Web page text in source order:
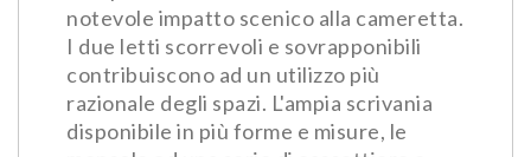
notevole impatto scenico alla cameretta.
I due letti scorrevoli e sovrapponibili
contribuiscono ad un utilizzo più
razionale degli spazi. L'ampia scrivania
disponibile in più forme e misure, le